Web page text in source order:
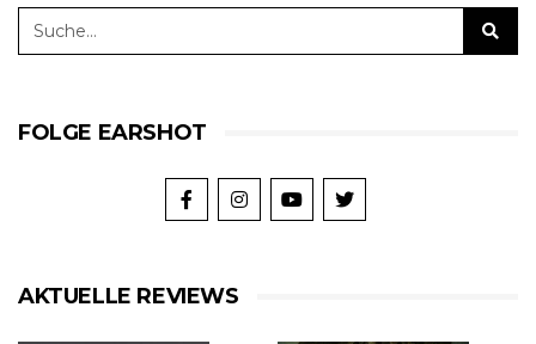
FOLGE EARSHOT
AKTUELLE REVIEWS